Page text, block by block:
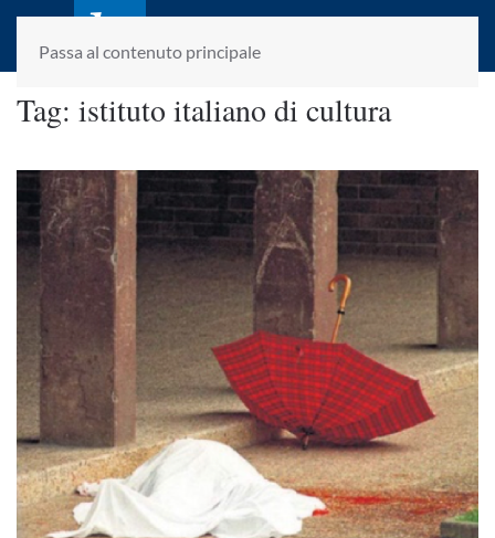
Passa al contenuto principale
laletteraturaenoi.it
fondato da Romano Luperini
Tag: istituto italiano di cultura